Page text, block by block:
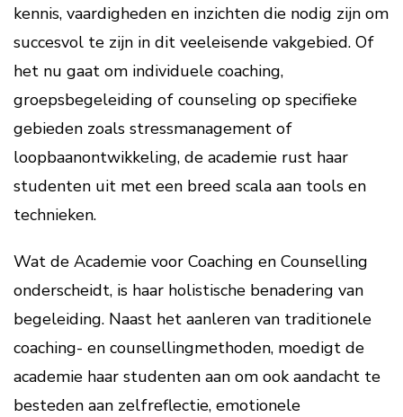
kennis, vaardigheden en inzichten die nodig zijn om
succesvol te zijn in dit veeleisende vakgebied. Of
het nu gaat om individuele coaching,
groepsbegeleiding of counseling op specifieke
gebieden zoals stressmanagement of
loopbaanontwikkeling, de academie rust haar
studenten uit met een breed scala aan tools en
technieken.
Wat de Academie voor Coaching en Counselling
onderscheidt, is haar holistische benadering van
begeleiding. Naast het aanleren van traditionele
coaching- en counsellingmethoden, moedigt de
academie haar studenten aan om ook aandacht te
besteden aan zelfreflectie, emotionele